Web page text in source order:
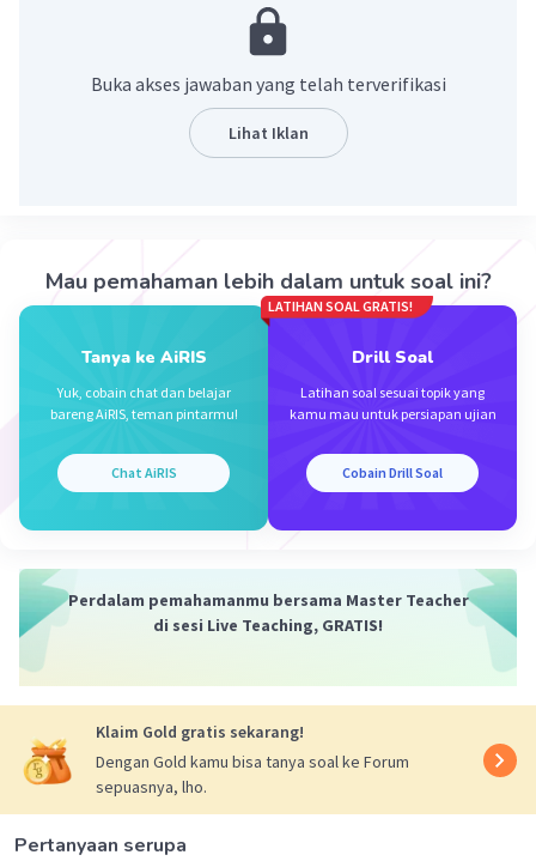
Sel sperma tidak memiliki organel sel lengkap
sperma terletak pada pangkal ekor/flagela dari
sperma. Mitokondria terletak berderet dan tidak
akan ikut melebur dengan ovum pada proses
Oleh karena itu, jawabannya adalah B.
Beri Rating·0.0
Buka akses jawaban yang telah terverifikasi
Lihat Iklan
Mau pemahaman lebih dalam untuk soal ini?
Tanya ke AiRIS
Yuk, cobain chat dan belajar
bareng AiRIS, teman pintarmu!
Chat AiRIS
LATIHAN SOAL GRATIS!
Drill Soal
Latihan soal sesuai topik yang
kamu mau untuk persiapan ujian
Cobain Drill Soal
Perdalam pemahamanmu bersama Master Teacher
di sesi Live Teaching, GRATIS!
Klaim Gold gratis sekarang!
Dengan Gold kamu bisa tanya soal ke Forum
sepuasnya, lho.
Pertanyaan serupa